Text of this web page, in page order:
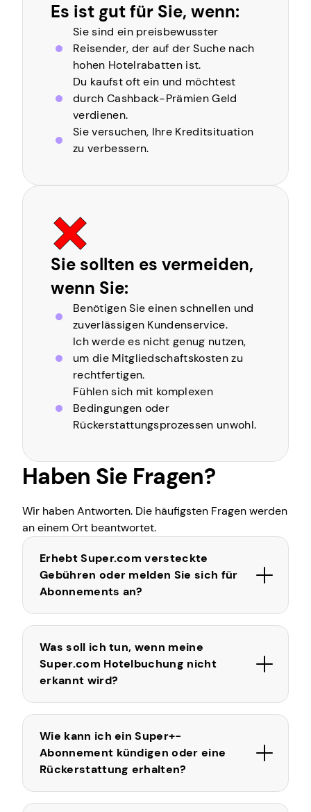
Es ist gut für Sie, wenn:
Sie sind ein preisbewusster
Reisender, der auf der Suche nach
hohen Hotelrabatten ist.
Du kaufst oft ein und möchtest
durch Cashback-Prämien Geld
verdienen.
Sie versuchen, Ihre Kreditsituation
zu verbessern.
Sie sollten es vermeiden,
wenn Sie:
Benötigen Sie einen schnellen und
zuverlässigen Kundenservice.
Ich werde es nicht genug nutzen,
um die Mitgliedschaftskosten zu
rechtfertigen.
Fühlen sich mit komplexen
Bedingungen oder
Rückerstattungsprozessen unwohl.
Haben Sie Fragen?
Wir haben Antworten. Die häufigsten Fragen werden
an einem Ort beantwortet.
Erhebt Super.com versteckte
Gebühren oder melden Sie sich für
Abonnements an?
Was soll ich tun, wenn meine
Super.com Hotelbuchung nicht
erkannt wird?
Wie kann ich ein Super+-
Abonnement kündigen oder eine
Rückerstattung erhalten?